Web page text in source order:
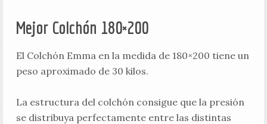
Mejor Colchón 180×200
El Colchón Emma en la medida de 180×200 tiene un
peso aproximado de 30 kilos.
La estructura del colchón consigue que la presión
se distribuya perfectamente entre las distintas